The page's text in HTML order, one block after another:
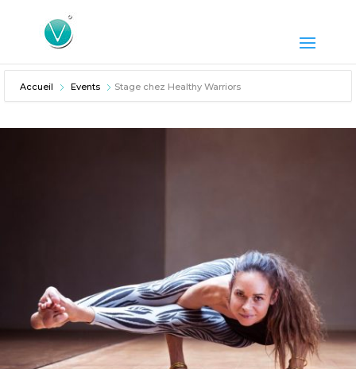
Accueil Events Stage chez Healthy Warriors